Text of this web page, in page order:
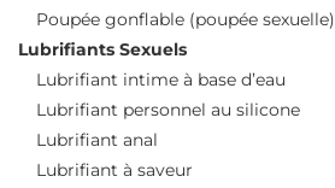
Poupée gonflable (poupée sexuelle)
Lubrifiants Sexuels
Lubrifiant intime à base d’eau
Lubrifiant personnel au silicone
Lubrifiant anal
Lubrifiant à saveur